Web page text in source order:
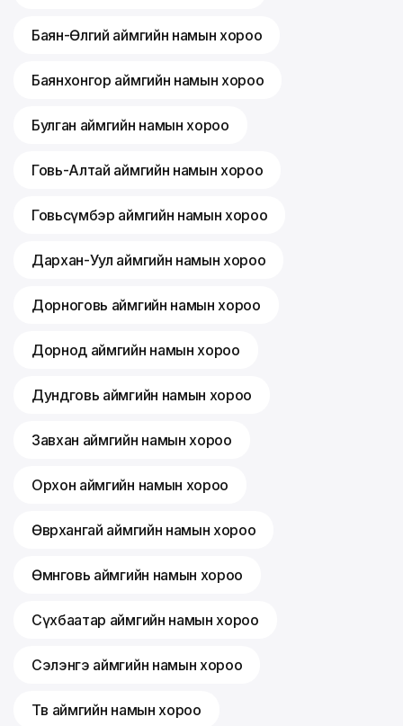
Баян-Өлгий аймгийн намын хороо
Баянхонгор аймгийн намын хороо
Булган аймгийн намын хороо
Говь-Алтай аймгийн намын хороо
Говьсүмбэр аймгийн намын хороо
Дархан-Уул аймгийн намын хороо
Дорноговь аймгийн намын хороо
Дорнод аймгийн намын хороо
Дундговь аймгийн намын хороо
Завхан аймгийн намын хороо
Орхон аймгийн намын хороо
Өвөрхангай аймгийн намын хороо
Өмнөговь аймгийн намын хороо
Сүхбаатар аймгийн намын хороо
Сэлэнгэ аймгийн намын хороо
Төв аймгийн намын хороо